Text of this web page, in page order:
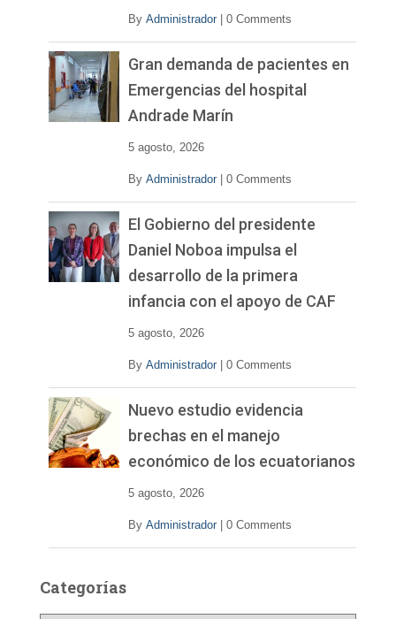
By Administrador 0 Comments
Gran demanda de pacientes en
Emergencias del hospital
Andrade Marín
5 agosto, 2026
By Administrador 0 Comments
El Gobierno del presidente
Daniel Noboa impulsa el
desarrollo de la primera
infancia con el apoyo de CAF
5 agosto, 2026
By Administrador 0 Comments
Nuevo estudio evidencia
brechas en el manejo
económico de los ecuatorianos
5 agosto, 2026
By Administrador 0 Comments
Categorías